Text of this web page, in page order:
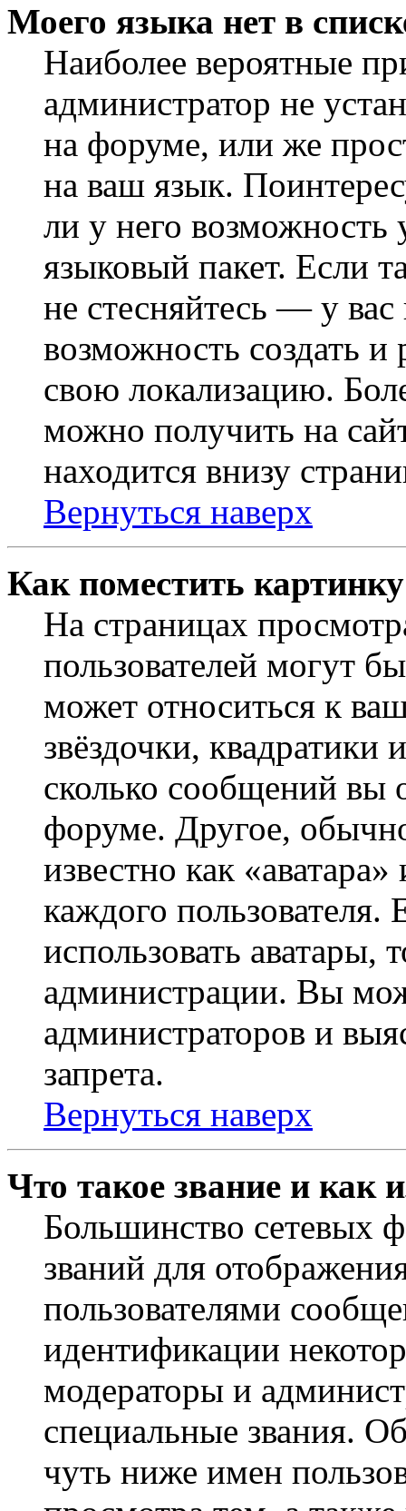
Моего языка нет в
Наиболее вероятные
администратор не
на форуме, или же
на ваш язык.
ли у него
языковый пакет. Если
не стесняйтесь — у вас
возможность создать
свою локализацию.
можно получить на
находится внизу
Вернуться наверх
Как поместить
На страницах
пользователей могут
может относиться к
звёздочки,
сколько сообщений вы
форуме. Другое,
известно как
каждого
использовать аватары,
администрации. Вы
администраторов и
запрета.
Вернуться наверх
Что такое звание и как
Большинство сетевых
званий для
пользователями
идентификации
модераторы и
специальные звания.
чуть ниже имен